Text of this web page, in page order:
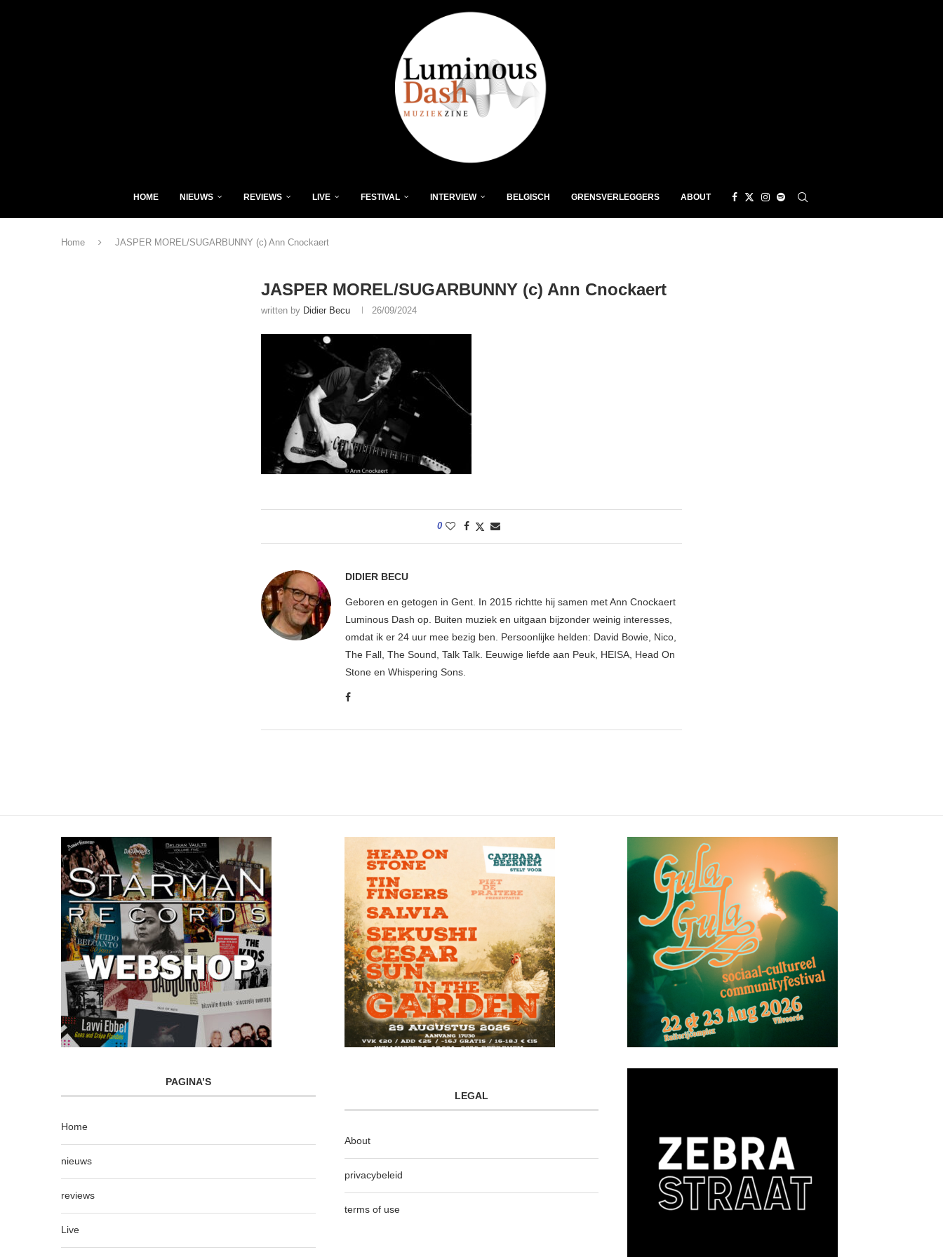
HOME NIEUWS REVIEWS LIVE FESTIVAL INTERVIEW BELGISCH GRENSVERLEGGERS ABOUT
Home JASPER MOREL/SUGARBUNNY (c) Ann Cnockaert
JASPER MOREL/SUGARBUNNY (c) Ann Cnockaert
written by Didier Becu 26/09/2024
0
DIDIER BECU
Geboren en getogen in Gent. In 2015 richtte hij samen met Ann Cnockaert
Luminous Dash op. Buiten muziek en uitgaan bijzonder weinig interesses,
omdat ik er 24 uur mee bezig ben. Persoonlijke helden: David Bowie, Nico,
The Fall, The Sound, Talk Talk. Eeuwige liefde aan Peuk, HEISA, Head On
Stone en Whispering Sons.
PAGINA’S
Home
nieuws
reviews
Live
LEGAL
About
privacybeleid
terms of use